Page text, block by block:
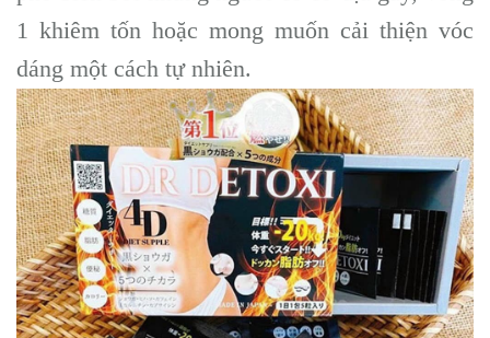
1 khiêm tốn hoặc mong muốn cải thiện vóc
dáng một cách tự nhiên.